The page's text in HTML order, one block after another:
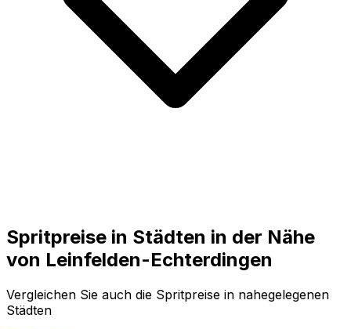
Spritpreise in Städten in der Nähe
von Leinfelden-Echterdingen
Vergleichen Sie auch die Spritpreise in nahegelegenen
Städten